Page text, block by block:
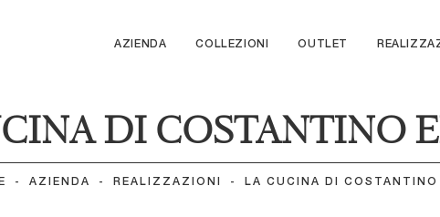
AZIENDA COLLEZIONI OUTLET
DI COSTANTINO
- AZIENDA - REALIZZAZIONI - LA CUCINA DI COSTANTINO